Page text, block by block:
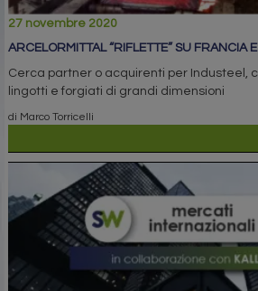
27 novembre 2020
ARCELORMITTAL “RIFLETTE” SU FRANCIA
Cerca partner o acquirenti per Industeel,
lingotti e forgiati di grandi dimensioni
di Marco Torricelli